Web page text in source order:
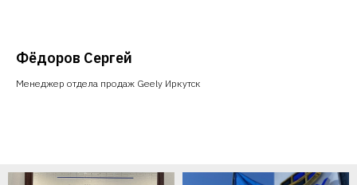
Фёдоров Сергей
Менеджер отдела продаж Geely Иркутск